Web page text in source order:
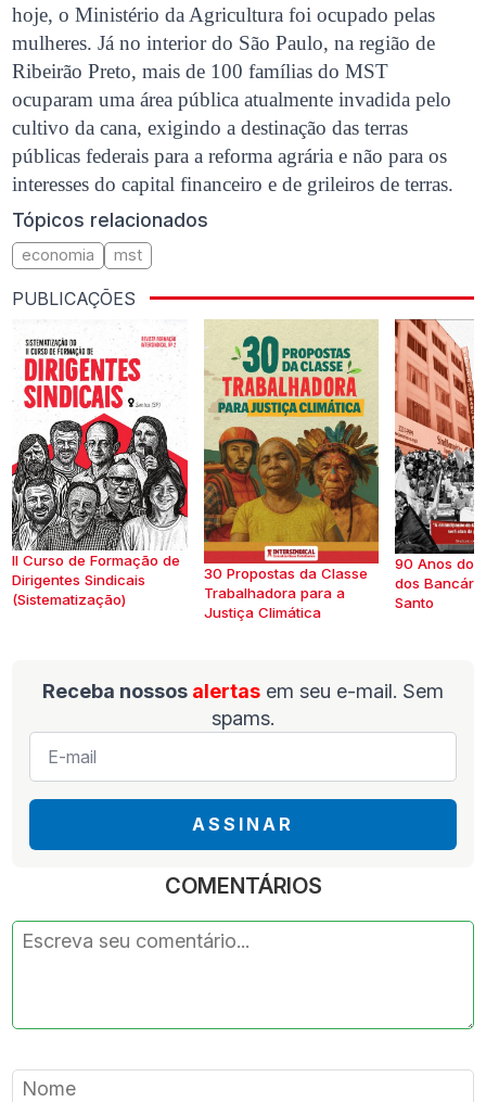
hoje, o Ministério da Agricultura foi ocupado pelas
mulheres. Já no interior do São Paulo, na região de
Ribeirão Preto, mais de 100 famílias do MST
ocuparam uma área pública atualmente invadida pelo
cultivo da cana, exigindo a destinação das terras
públicas federais para a reforma agrária e não para os
interesses do capital financeiro e de grileiros de terras.
Tópicos relacionados
economia mst
PUBLICAÇÕES
II Curso de Formação de
Dirigentes Sindicais
(Sistematização)
30 Propostas da Classe
Trabalhadora para a
Justiça Climática
90 Anos do
dos
Santo
Receba nossos alertas em seu e-mail. Sem
spams.
E-
mail
ASSINAR
COMENTÁRIOS